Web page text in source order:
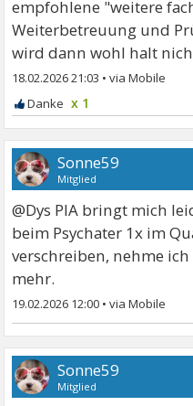
empfohlene "weitere
Weiterbetreuung und
wird dann wohl halt
18.02.2026 21:03 •
x 1
Sonne59
Mitglied
@Dys PIA bringt mich
beim Psychater 1x im
verschreiben, nehme
mehr.
19.02.2026 12:00 •
Sonne59
Mitglied